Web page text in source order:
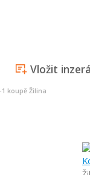
Vložit
koupě Žilina